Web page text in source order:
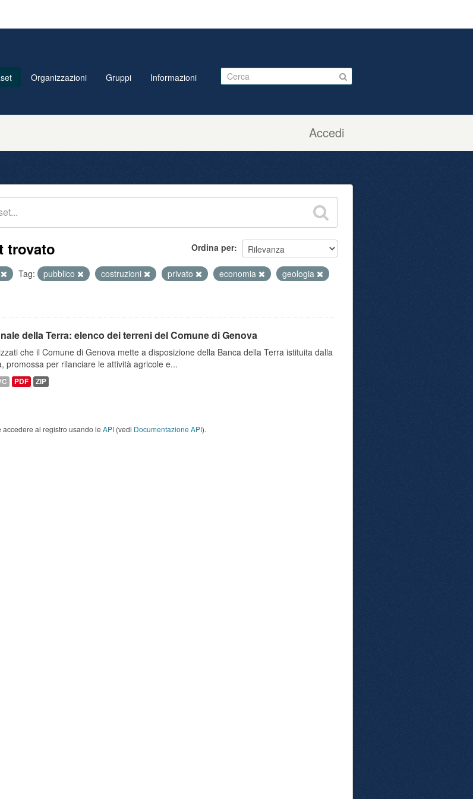
Accedi
Organizzazioni Gruppi Informazioni
Ordina per
trovato
Tag: pubblico costruzioni privato economia
geologia
della Terra: elenco dei terreni del Comune di Genova
che il Comune di Genova mette a disposizione della Banca della Terra istituita dalla
promossa per rilanciare le attività agricole e...
PDF ZIP
accedere al registro usando le API (vedi Documentazione API).